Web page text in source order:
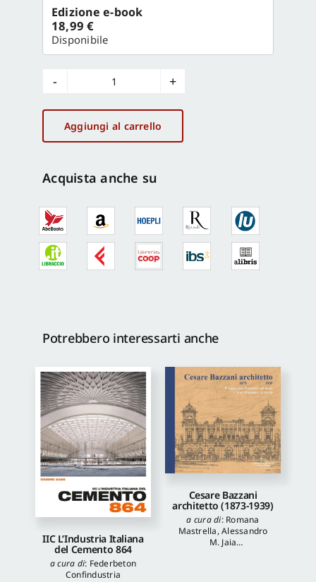
Edizione e-book
18,99 €
Disponibile
Forme
a
venire
-
to
quantità
Aggiungi al carrello
Acquista anche su
Potrebbero interessarti anche
IIC L’Industria Italiana
del Cemento 864
a cura di: Federbeton
Confindustria
Cesare Bazzani
architetto (1873-1939)
a cura di: Romana
Mastrella,Alessandro
M. Jaia